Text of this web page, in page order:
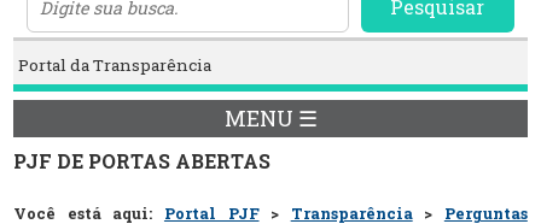
Pesquisar
Portal da Transparência
MENU ☰
PJF DE PORTAS ABERTAS
Você está aqui: Portal PJF> Transparência> Perguntas